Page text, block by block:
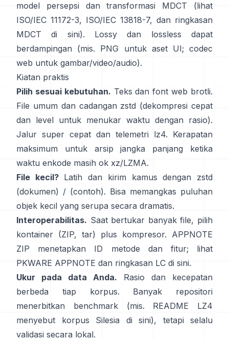
model persepsi dan transformasi MDCT (lihat
ISO/IEC 11172-3, ISO/IEC 13818-7, dan ringkasan
MDCT
di sini). Lossy dan lossless dapat
berdampingan (mis. PNG untuk aset UI; codec
web untuk gambar/video/audio).
Kiatan praktis
Pilih sesuai kebutuhan. Teks dan font web brotli.
File umum dan cadangan zstd (dekompresi cepat
dan level untuk menukar waktu dengan rasio).
Jalur super cepat dan telemetri lz4. Kerapatan
maksimum untuk arsip jangka panjang ketika
waktu enkode masih ok xz/LZMA.
File kecil?Latih dan kirim kamus dengan zstd
(dokumen) / (contoh). Bisa memangkas puluhan
objek kecil yang serupa secara dramatis.
Interoperabilitas. Saat bertukar banyak file, pilih
kontainer (ZIP, tar) plus kompresor. APPNOTE
ZIP menetapkan ID metode dan fitur; lihat
PKWARE APPNOTE dan ringkasan LC di sini.
Ukur pada data Anda. Rasio dan kecepatan
berbeda tiap korpus. Banyak repositori
menerbitkan benchmark (mis. README LZ4
menyebut korpus Silesia
di sini), tetapi selalu
validasi secara lokal.